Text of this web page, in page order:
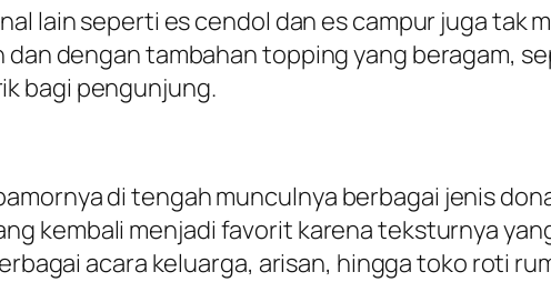
lain seperti es cendol dan es campur juga tak
dengan tambahan topping yang beragam,
bagi pengunjung.
di tengah munculnya berbagai jenis
kembali menjadi favorit karena teksturnya
acara keluarga, arisan, hingga toko roti